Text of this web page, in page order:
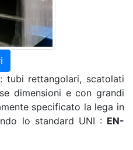
tubi rettangolari, scatolati
dimensioni e con grandi
specificato la lega in
lo standard UNI : EN-